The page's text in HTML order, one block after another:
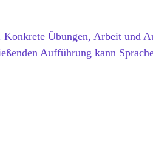
Übungen, Arbeit und
Aufführung kann